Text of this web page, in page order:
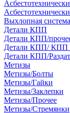
Выхлопная система
Детали КПП
Детали КПП/
Детали КПП/ КПП
Детали КПП/
Метизы
Метизы/Болты
Метизы/Гайки
Метизы/Заклепки
Метизы/Прочее
Метизы/Стремянки